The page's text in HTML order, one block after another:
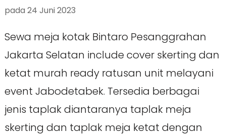
pada 24 Juni 2023
Sewa meja kotak Bintaro Pesanggrahan
Jakarta Selatan include cover skerting dan
ketat murah ready ratusan unit melayani
event Jabodetabek. Tersedia berbagai
jenis taplak diantaranya taplak meja
skerting dan taplak meja ketat dengan